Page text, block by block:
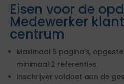
Eisen voor de
Medewerker
centrum
Maximaal 5 pagina’s,
minimaal 2 referenties.
Inschrijver voldoet aan de